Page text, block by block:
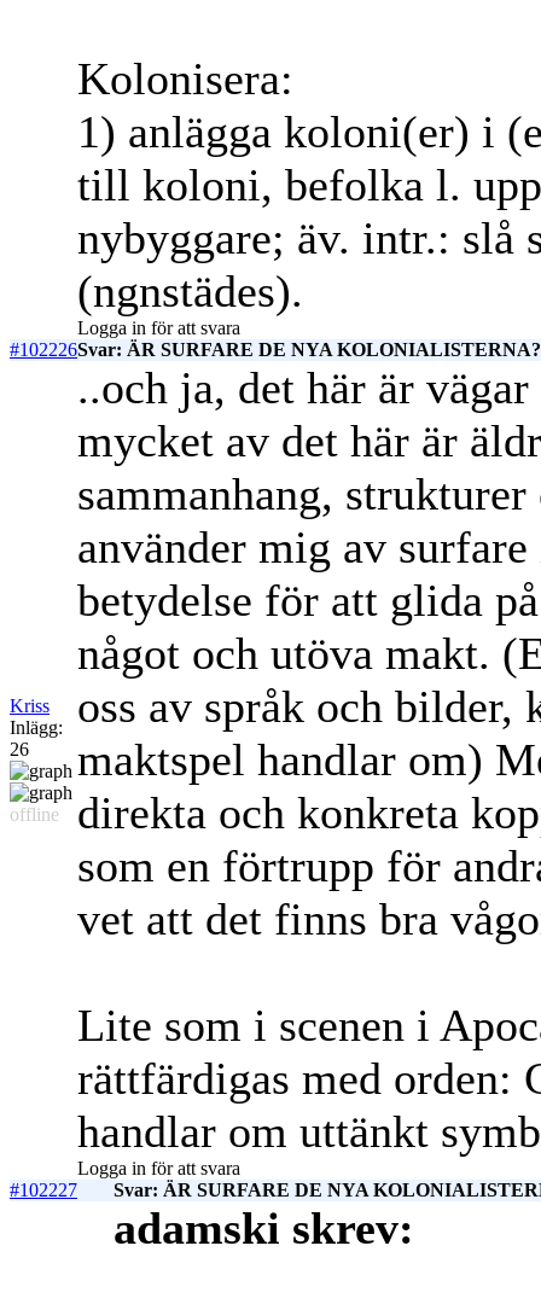
Kolonisera:
1) anlägga koloni(er) i
till koloni, befolka l.
nybyggare; äv. intr.: slå
(ngnstädes).
Logga in för att svara
#102226Svar: ÄR SURFARE DE NYA KOLONIALISTERNA?
Kriss
Inlägg:
26
offline
..och ja, det här är
mycket av det här är
sammanhang,
använder mig av
betydelse för att glida
något och utöva makt.
oss av språk och
maktspel handlar om)
direkta och konkreta
som en förtrupp för
vet att det finns bra
Lite som i scenen i
rättfärdigas med orden:
handlar om uttänkt
Logga in för att svara
#102227
Svar: ÄR SURFARE DE NYA
adamski skrev: